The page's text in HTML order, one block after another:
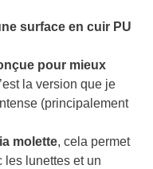
surface en cuir PU
pour mieux
la version que je
(principalement
molette, cela permet
les lunettes et un